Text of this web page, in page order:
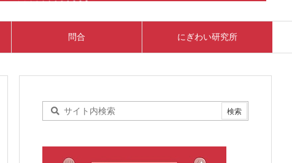
問合 にぎわい研究所